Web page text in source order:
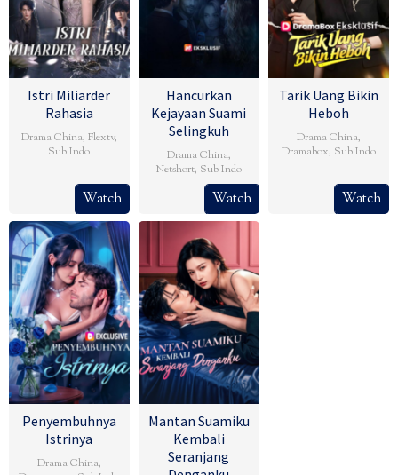
Istri Miliarder
Rahasia
Drama China, Flextv,
Sub Indo
Watch
Hancurkan
Kejayaan Suami
Selingkuh
Drama China,
Netshort, Sub Indo
Watch
Tarik Uang Bikin
Heboh
Drama China,
Dramabox, Sub Indo
Watch
Penyembuhnya
Istrinya
Drama China,
Mantan Suamiku
Kembali
Seranjang